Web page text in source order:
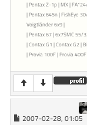
| Pentax Z-1p | MX |
| Pentax 645n | FishEye
Voigtländer 6x9 |
| Pentax 67 | 6x7SMC 55/
| Contax G1 | Contax G2 |
| Provia 100F | Provia
2007-02-28, 01:05